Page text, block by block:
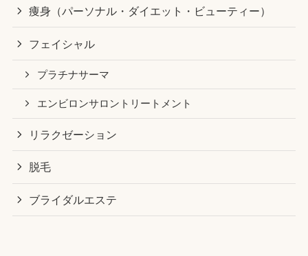
痩身（パーソナル・ダイエット・ビューティー）
フェイシャル
プラチナサーマ
エンビロンサロントリートメント
リラクゼーション
脱毛
ブライダルエステ